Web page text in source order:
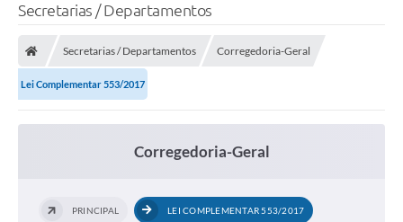
Secretarias / Departamentos
Secretarias / Departamentos Corregedoria-Geral
Lei Complementar 553/2017
Corregedoria-Geral
PRINCIPAL LEI COMPLEMENTAR 553/2017